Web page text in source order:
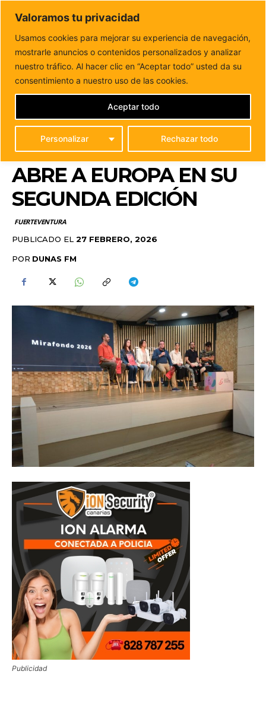
Valoramos tu privacidad
Usamos cookies para mejorar su experiencia de navegación,
mostrarle anuncios o contenidos personalizados y analizar
nuestro tráfico. Al hacer clic en “Aceptar todo” usted da su
consentimiento a nuestro uso de las cookies.
Personalizar Rechazar todo
Aceptar todo
DUNAS FM
Tu informacion de forma cercana
Inicio FUERTEVENTURA
El festival Mirafondo de la
Escuela de Arte Fuerteventura se abre a...
EL FESTIVAL
MIRAFONDO DE LA
ESCUELA DE ARTE
FUERTEVENTURA SE
ABRE A EUROPA EN SU
SEGUNDA EDICIÓN
FUERTEVENTURA
PUBLICADO EL 27 FEBRERO, 2026
POR DUNAS FM
Publicidad